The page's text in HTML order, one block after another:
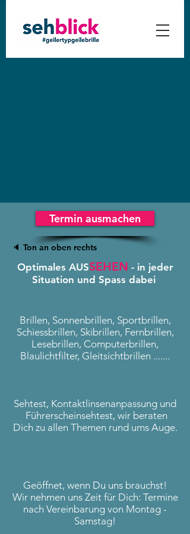
Termin ausmachen
🔈 Ton an oben rechts
Optimales AUSSEHEN - in jeder
Situation und Spass dabei
Brillen, Sonnenbrillen, Sportbrillen,
Schiessbrillen, Skibrillen, Fernbrillen,
Lesebrillen, Computerbrillen,
Blaulichtfilter, Gleitsichtbrillen .......
Sehtest, Kontaktlinsenanpassung und
Führerscheinsehtest, wir beraten
Dich zu allen Themen rund ums Auge.
Geöffnet, wenn Du uns brauchst!
Wir nehmen uns Zeit für Dich: Termine
nach Vereinbarung von Montag -
Samstag!